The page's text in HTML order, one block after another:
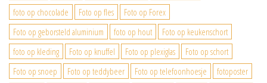
foto op chocolade
Foto op fles
Foto op Forex
Foto op geborsteld aluminium
foto op hout
Foto op keukenschort
foto op kleding
Foto op knuffel Foto op plexiglas
Foto op schort
Foto op snoep
Foto op teddybeer Foto op telefoonhoesje
fotoposter